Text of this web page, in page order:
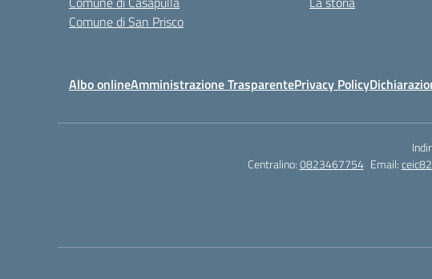
Comune di San Prisco
Albo onlineAmministrazione TrasparentePrivacy Policy
Centralino:0823467754 Email: